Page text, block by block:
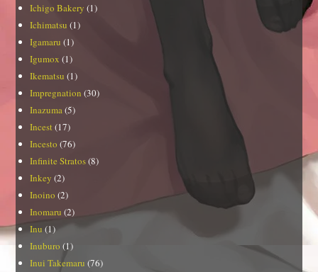
Ichigo Bakery (1)
Ichimatsu (1)
Igamaru (1)
Igumox (1)
Ikematsu (1)
Impregnation (30)
Inazuma (5)
Incest (17)
Incesto (76)
Infinite Stratos(8)
Inkey (2)
Inoino (2)
Inomaru (2)
Inu (1)
Inuburo (1)
Inui Takemaru (76)